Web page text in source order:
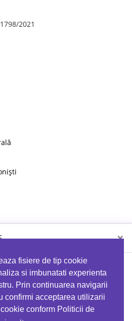
fisiere de tip cookie
si imbunatati experienta
Prin continuarea navigarii
confirmi acceptarea utilizarii
conform Politicii de
2021
×
comandă folosind codul
EATTRACK